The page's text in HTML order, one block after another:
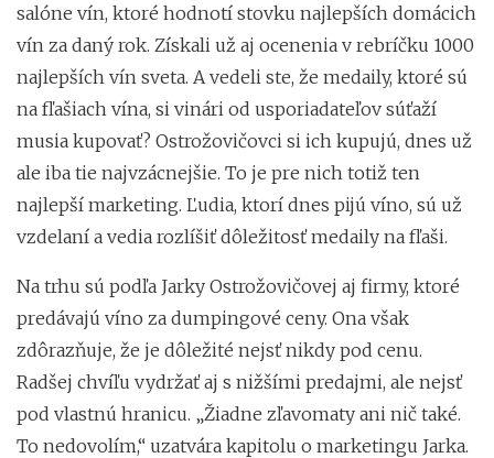
salóne vín, ktoré hodnotí stovku najlepších domácich
vín za daný rok. Získali už aj ocenenia v rebríčku 1000
najlepších vín sveta. A vedeli ste, že medaily, ktoré sú
na fľašiach vína, si vinári od usporiadateľov súťaží
musia kupovať? Ostrožovičovci si ich kupujú, dnes už
ale iba tie najvzácnejšie. To je pre nich totiž ten
najlepší marketing. Ľudia, ktorí dnes pijú víno, sú už
vzdelaní a vedia rozlíšiť dôležitosť medaily na fľaši.
Na trhu sú podľa Jarky Ostrožovičovej aj firmy, ktoré
predávajú víno za dumpingové ceny. Ona však
zdôrazňuje, že je dôležité nejsť nikdy pod cenu.
Radšej chvíľu vydržať aj s nižšími predajmi, ale nejsť
pod vlastnú hranicu. „Žiadne zľavomaty ani nič také.
To nedovolím,“ uzatvára kapitolu o marketingu Jarka.